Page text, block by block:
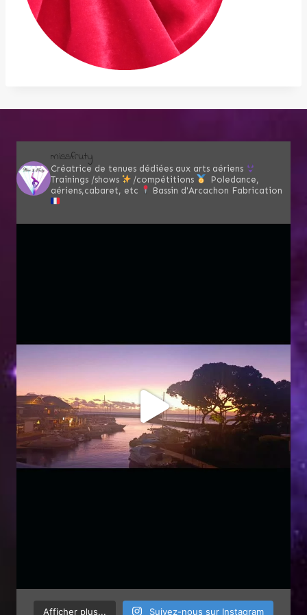
missfruty
Créatrice de tenues dédiées aux arts aériens
Trainings /shows
/compétitions
Poledance,
aériens,cabaret, etc
Bassin d'Arcachon Fabrication
Afficher plus... Suivez-nous sur Instagram